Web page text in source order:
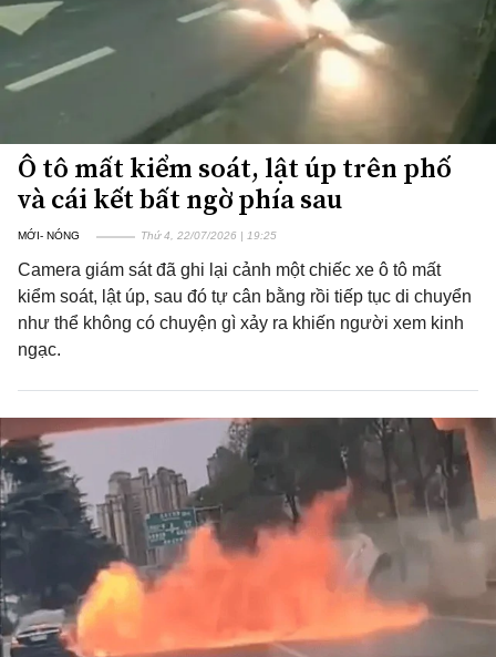
Ô tô mất kiểm soát, lật úp trên phố
và cái kết bất ngờ phía sau
MỚI- NÓNG Thứ 4, 22/07/2026 | 19:25
Camera giám sát đã ghi lại cảnh một chiếc xe ô tô mất
kiểm soát, lật úp, sau đó tự cân bằng rồi tiếp tục di chuyển
như thể không có chuyện gì xảy ra khiến người xem kinh
ngạc.